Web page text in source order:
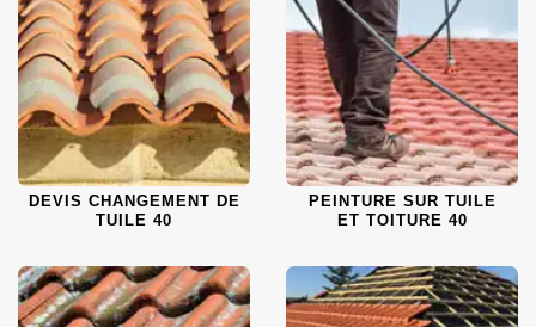
DEVIS CHANGEMENT DE
TUILE 40
PEINTURE SUR TUILE
ET TOITURE 40